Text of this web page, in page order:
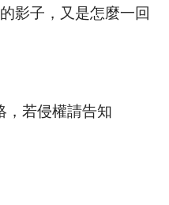
影子，又是怎麼一回
，若侵權請告知